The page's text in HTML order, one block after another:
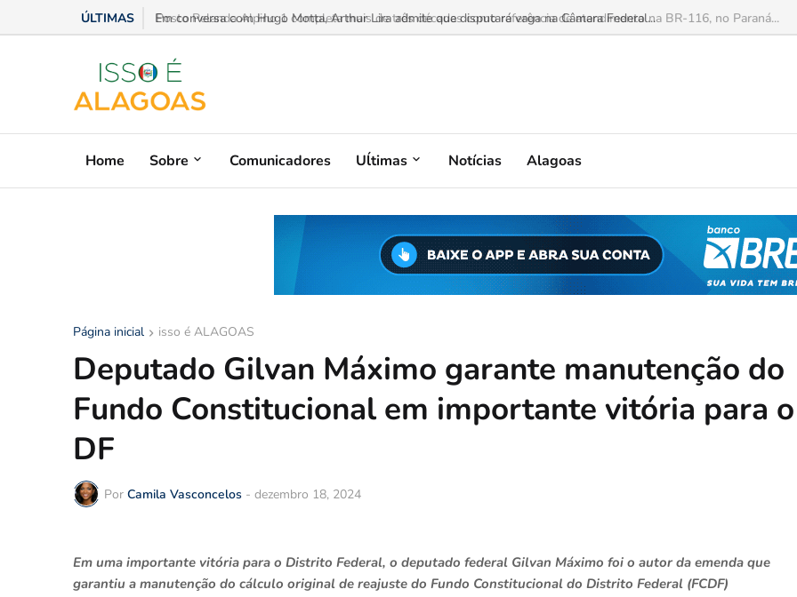
ÚLTIMAS Em conversa com Hugo Motta, Arthur Lira admite que disputará vaga na Câmara Federal...
Home Sobre Comunicadores Uĺtimas Notícias Alagoas
Página inicial isso é ALAGOAS
Deputado Gilvan Máximo garante manutenção do
Fundo Constitucional em importante vitória para o
DF
Por Camila Vasconcelos - dezembro 18, 2024
Em uma importante vitória para o Distrito Federal, o deputado federal Gilvan Máximo foi o autor da emenda que
garantiu a manutenção do cálculo original de reajuste do Fundo Constitucional do Distrito Federal (FCDF)